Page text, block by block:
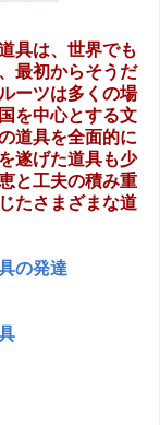
具は、世界でも
最初からそうだ
ーツは多くの場
を中心とする文
道具を全面的に
遂げた道具も少
と工夫の積み重
たさまざまな道
の発達